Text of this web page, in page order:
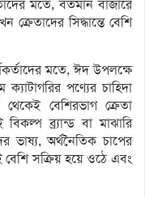
মতে, বর্তমান বাজারে
ক্রেতাদের সিদ্ধান্তে বেশি
মতে, ঈদ উপলক্ষে
পণ্যের চাহিদা
থেকেই বেশিরভাগ ক্রেতা
ব্র্যান্ড বা মাঝারি
ভাষ্য, অর্থনৈতিক চাপের
সক্রিয় হয়ে ওঠে এবং